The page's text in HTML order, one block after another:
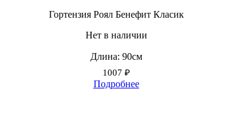
Гортензия Роял Бенефит Класик
Нет в наличии
Длина: 90см
1007 ₽
Подробнее